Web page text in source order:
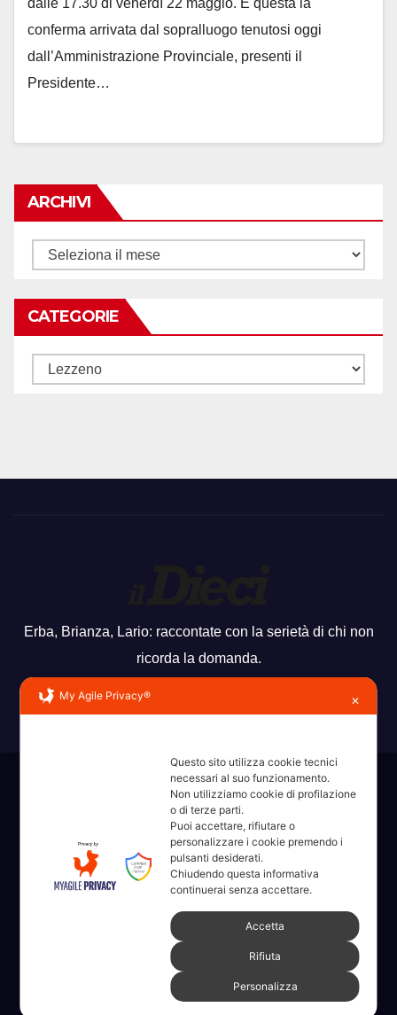
dalle 17.30 di venerdì 22 maggio. È questa la
conferma arrivata dal sopralluogo tenutosi oggi
dall’Amministrazione Provinciale, presenti il
Presidente…
ARCHIVI
Archivi
CATEGORIE
Categorie
Erba, Brianza, Lario: raccontate con la serietà di chi non
ricorda la domanda.
Sviluppato con orgoglio da WordPress| Tema: News Way di
Themeansar.
Amministrative 2022 sdc Articoli Categorie
Contatti Erba 2022 Fare, Vedere, Sentire
Homepage il dieci – Erba
Pubblicità PVONFILMS StoryTelling
Speciale CNA Nautica e Turismo
My Agile Privacy® ✕
Questo sito utilizza cookie tecnici
necessari al suo funzionamento.
Non utilizziamo cookie di profilazione
o di terze parti.
Puoi accettare, rifiutare o
personalizzare i cookie premendo i
pulsanti desiderati.
Chiudendo questa informativa
continuerai senza accettare.
Accetta
Rifiuta
Personalizza